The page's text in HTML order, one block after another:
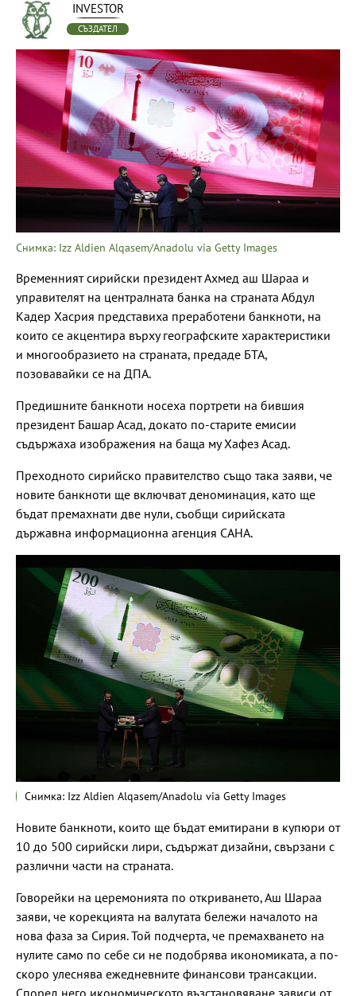
INVESTOR
СЪЗДАТЕЛ
Снимка: Izz Aldien Alqasem/Anadolu via Getty Images
Временният сирийски президент Ахмед аш Шараа и
управителят на централната банка на страната Абдул
Кадер Хасрия представиха преработени банкноти, на
които се акцентира върху географските характеристики
и многообразието на страната, предаде БТА,
позовавайки се на ДПА.
Предишните банкноти носеха портрети на бившия
президент Башар Асад, докато по-старите емисии
съдържаха изображения на баща му Хафез Асад.
Преходното сирийско правителство също така заяви, че
новите банкноти ще включват деноминация, като ще
бъдат премахнати две нули, съобщи сирийската
държавна информационна агенция САНА.
Снимка: Izz Aldien Alqasem/Anadolu via Getty Images
Новите банкноти, които ще бъдат емитирани в купюри от
10 до 500 сирийски лири, съдържат дизайни, свързани с
различни части на страната.
Говорейки на церемонията по откриването, Аш Шараа
заяви, че корекцията на валутата бележи началото на
нова фаза за Сирия. Той подчерта, че премахването на
нулите само по себе си не подобрява икономиката, а по-
скоро улеснява ежедневните финансови трансакции.